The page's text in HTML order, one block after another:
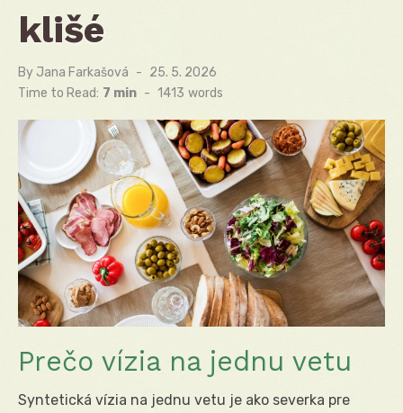
klišé
By Jana Farkašová
Posted
on
25. 5. 2026
Time to Read: 7 min - 1413 words
Prečo vízia na jednu vetu
Syntetická vízia na jednu vetu je ako severka pre